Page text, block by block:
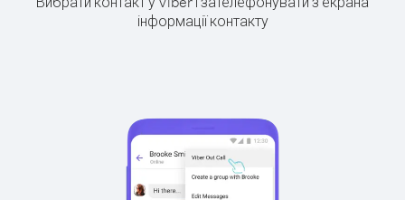
інформації контакту